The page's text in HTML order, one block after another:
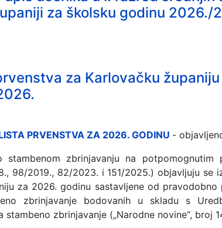
za školsku godinu 2026./
za Karlovačku
PRVENSTVA ZA 2026. GODINU -
stambenom zbrinjavanju na potpomognutim
98/2019., 82/2023. i 151/2025.) objavljuju se
za 2026. godinu sastavljene od pravodobno
zbrinjavanje bodovanih u skladu s
stambeno zbrinjavanje („Narodne novine“, broj